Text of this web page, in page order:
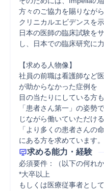
方々のご協力を賜りながら
クリニカルエビデンスを
日本の医師の臨床試験を
し、日本での臨床研究に
【求める人物像】
社員の前職は看護師など
が助からなかった症例を
目の当たりにしている方も
「患者さん第一」の姿勢
じながら働いていただける
「より多くの患者さんの
にある方を求めています。
求める能力・経験
必須要件：（以下の何れ
*大卒以上
もしくは医療従事者とし